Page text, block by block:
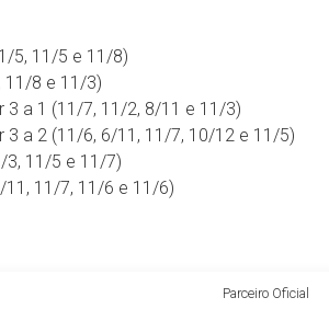
5, 11/5 e 11/8)
11/8 e 11/3)
3 a 1 (11/7, 11/2, 8/11 e 11/3)
3 a 2 (11/6, 6/11, 11/7, 10/12 e 11/5)
3, 11/5 e 11/7)
11, 11/7, 11/6 e 11/6)
Parceiro Oficial